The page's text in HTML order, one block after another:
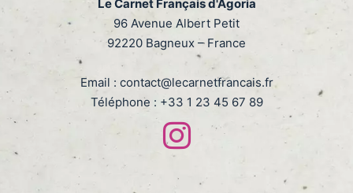
Le Carnet Français d'Agoria
96 Avenue Albert Petit
92220 Bagneux – France
Email : contact@lecarnetfrancais.fr
Téléphone : +33 1 23 45 67 89